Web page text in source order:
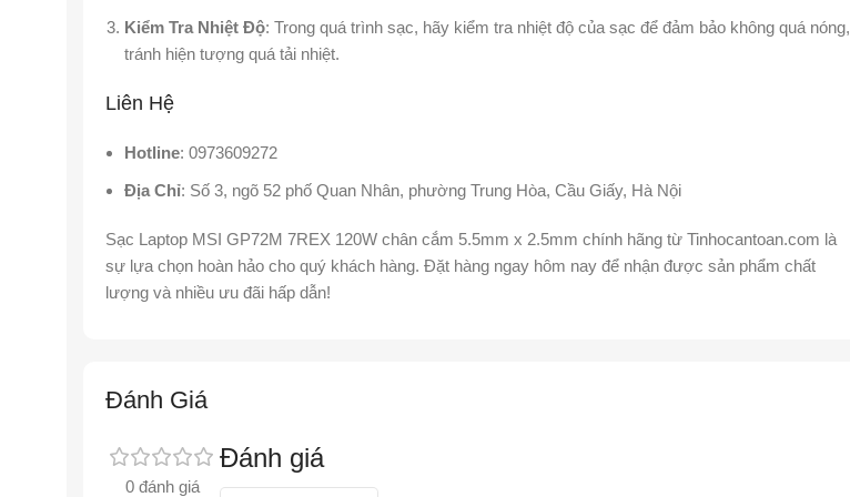
Kiểm Tra Nhiệt Độ: Trong quá trình sạc, hãy kiểm tra nhiệt độ của sạc để đảm bảo không quá nóng,
tránh hiện tượng quá tải nhiệt.
Liên Hệ
Hotline: 0973609272
Địa Chỉ: Số 3, ngõ 52 phố Quan Nhân, phường Trung Hòa, Cầu Giấy, Hà Nội
Sạc Laptop MSI GP72M 7REX 120W chân cắm 5.5mm x 2.5mm chính hãng từ Tinhocantoan.com là
sự lựa chọn hoàn hảo cho quý khách hàng. Đặt hàng ngay hôm nay để nhận được sản phẩm chất
lượng và nhiều ưu đãi hấp dẫn!
Đánh Giá
0 đánh giá
Đánh giá